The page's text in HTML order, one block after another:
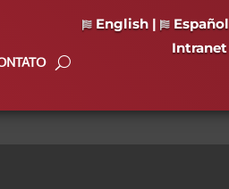
English|
Español
Intranet